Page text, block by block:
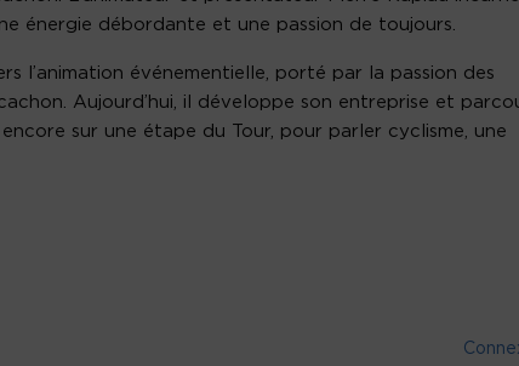
énergie débordante et une passion de toujours.
l’animation événementielle, porté par la passion des
Aujourd’hui, il développe son entreprise et
sur une étape du Tour, pour parler cyclisme, une